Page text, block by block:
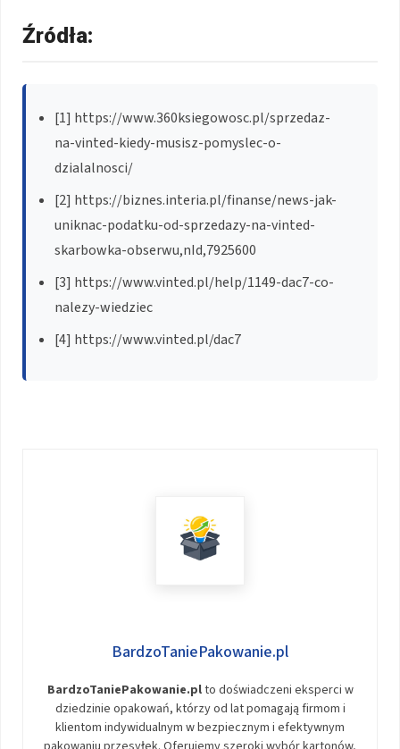
Źródła:
[1] https://www.360ksiegowosc.pl/sprzedaz-
na-vinted-kiedy-musisz-pomyslec-o-
dzialalnosci/
[2] https://biznes.interia.pl/finanse/news-jak-
uniknac-podatku-od-sprzedazy-na-vinted-
skarbowka-obserwu,nId,7925600
[3] https://www.vinted.pl/help/1149-dac7-co-
nalezy-wiedziec
[4] https://www.vinted.pl/dac7
BardzoTaniePakowanie.pl
BardzoTaniePakowanie.plto doświadczeni eksperci w
dziedzinie opakowań, którzy od lat pomagają firmom i
klientom indywidualnym w bezpiecznym i efektywnym